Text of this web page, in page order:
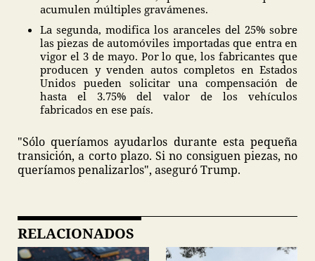
acumulen múltiples gravámenes.
La segunda, modifica los aranceles del 25% sobre
las piezas de automóviles importadas que entra en
vigor el 3 de mayo. Por lo que, los fabricantes que
producen y venden autos completos en Estados
Unidos pueden solicitar una compensación de
hasta el 3.75% del valor de los vehículos
fabricados en ese país.
"Sólo queríamos ayudarlos durante esta pequeña
transición, a corto plazo. Si no consiguen piezas, no
queríamos penalizarlos", aseguró Trump.
RELACIONADOS